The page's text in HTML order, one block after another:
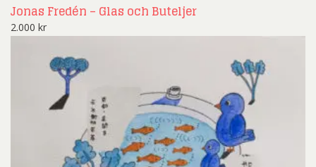
Jonas Fredén – Glas och Buteljer
2.000 kr